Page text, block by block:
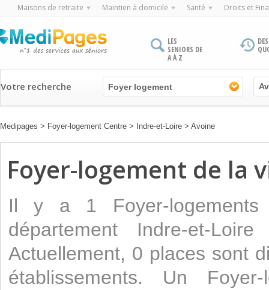
Maisons de retraite Maintien à domicile Santé Droits et
LES
SENIORS DE
A À Z
Votre recherche Foyer logement
Medipages > Foyer-logement Centre > Indre-et-Loire > Avoine
Foyer-logement de la
Il y a 1 Foyer-
département Indre-et-
Actuellement, 0 places sont
établissements. Un